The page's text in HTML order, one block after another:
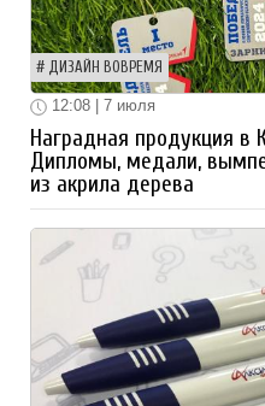
ДИЗАЙН ВОВРЕМЯ
12:08 | 7 июля
Наградная продукция в
Дипломы, медали,
из акрила дерева